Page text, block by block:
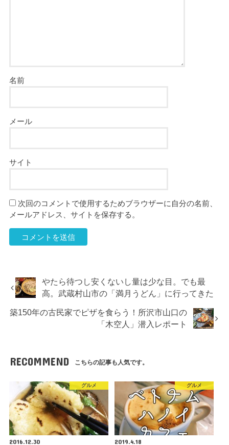
名前
メール
サイト
次回のコメントで使用するためブラウザーに自分の名前、
メールアドレス、サイトを保存する。
やたら待つし安くないし量は少な目。でも最
高。武蔵村山市の「満月うどん」に行ってきた
築150年の古民家でピザを食らう！所沢市山口の
「木空人」潜入レポート
RECOMMEND こちらの記事も人気です。
グルメ
2016.12.30
グルメ
2019.4.18